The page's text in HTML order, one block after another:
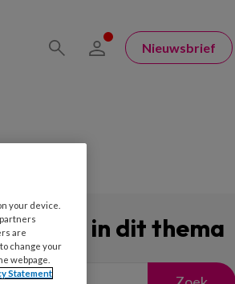
Nieuwsbrief
Zoeken in dit thema
your device.
are
change your
webpage.
Statement